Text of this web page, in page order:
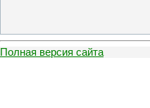
Полная версия сайта